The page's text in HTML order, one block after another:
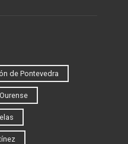
de Pontevedra
Ourense